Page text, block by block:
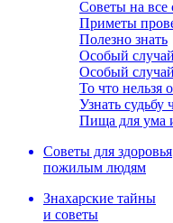
Советы на все
Приметы
Полезно знать
Особый
Особый
То что нельзя
Узнать судьбу
Пища для ума
Советы для здоровья
пожилым людям
Знахарские тайны
и советы